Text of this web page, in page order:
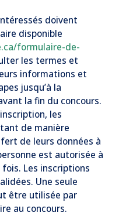
doivent
disponible
formulaire-de-
les termes et
informations et
jusqu’à la
la fin du concours.
les
de manière
de leurs données à
est autorisée à
Les inscriptions
Une seule
être utilisée par
au concours.